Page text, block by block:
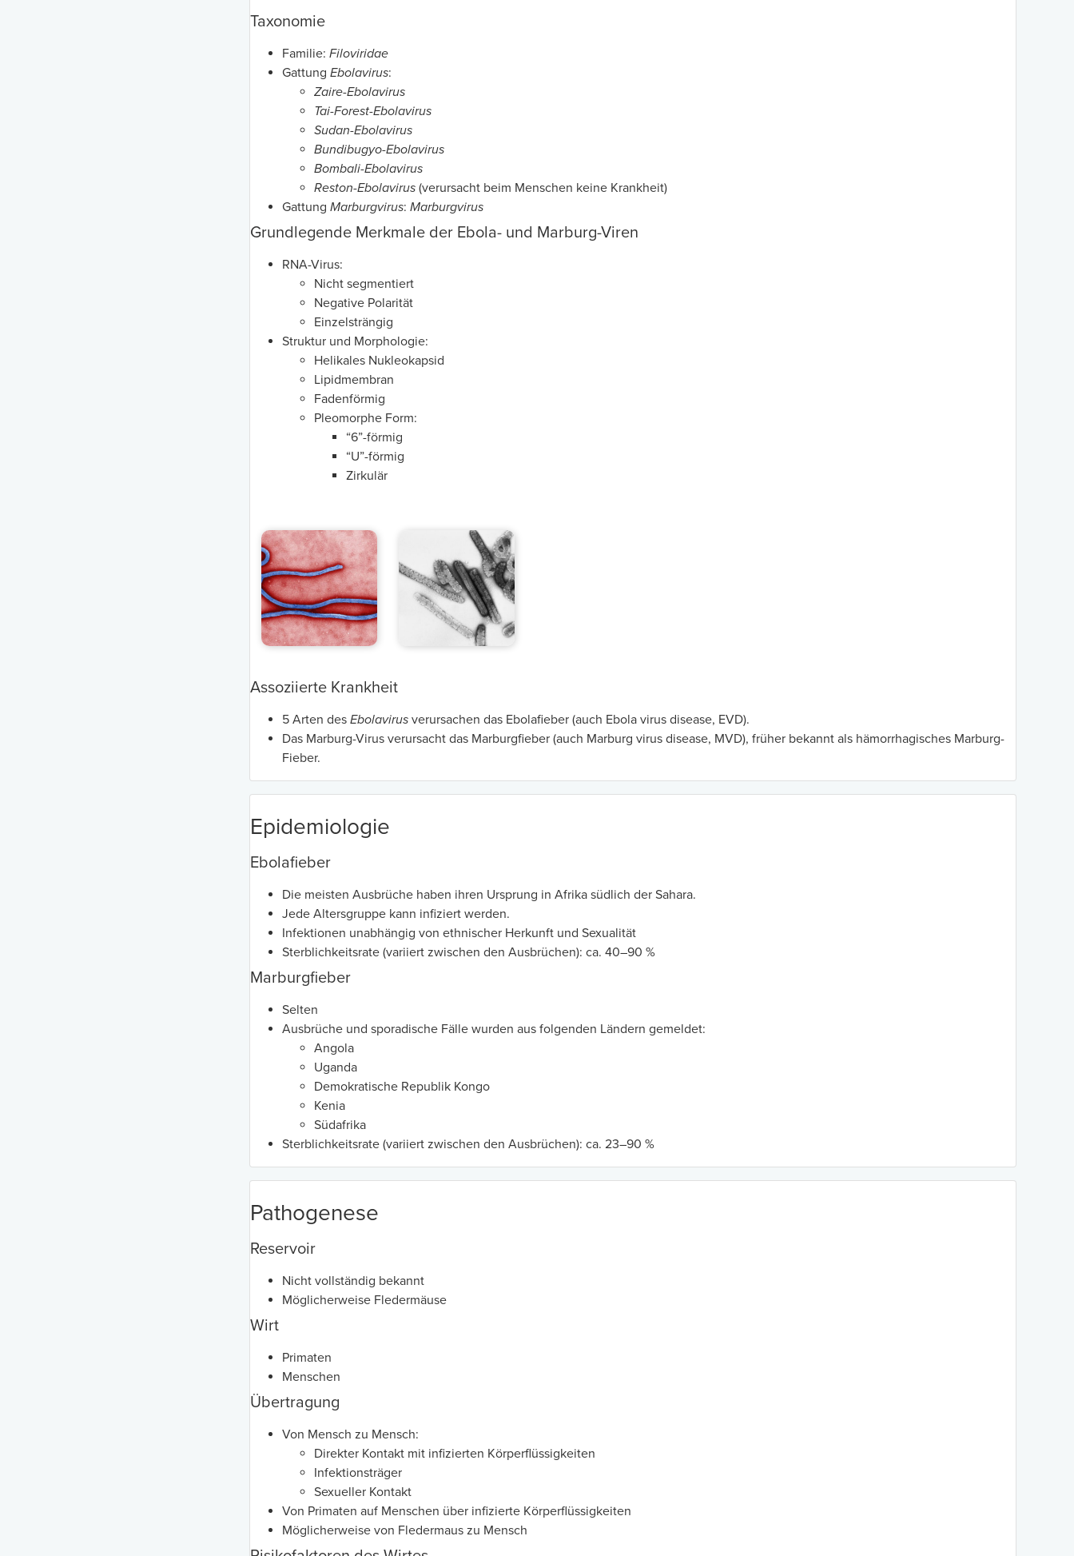
Taxonomie
Familie: Filoviridae
Gattung Ebolavirus:
Zaire-Ebolavirus
Tai-Forest-Ebolavirus
Sudan-Ebolavirus
Bundibugyo-Ebolavirus
Bombali-Ebolavirus
Reston-Ebolavirus (verursacht beim Menschen keine Krankheit)
Gattung Marburgvirus: Marburgvirus
Grundlegende Merkmale der Ebola- und Marburg-Viren
RNA-Virus:
Nicht segmentiert
Negative Polarität
Einzelsträngig
Struktur und Morphologie:
Helikales Nukleokapsid
Lipidmembran
Fadenförmig
Pleomorphe Form:
“6”-förmig
“U”-förmig
Zirkulär
Assoziierte Krankheit
5 Arten des Ebolavirus verursachen das Ebolafieber (auch Ebola virus disease, EVD).
Das Marburg-Virus verursacht das Marburgfieber (auch Marburg virus disease, MVD), früher bekannt als hämorrhagisches Marburg-
Fieber.
Epidemiologie
Ebolafieber
Die meisten Ausbrüche haben ihren Ursprung in Afrika südlich der Sahara.
Jede Altersgruppe kann infiziert werden.
Infektionen unabhängig von ethnischer Herkunft und Sexualität
Sterblichkeitsrate (variiert zwischen den Ausbrüchen): ca. 40–90 %
Marburgfieber
Selten
Ausbrüche und sporadische Fälle wurden aus folgenden Ländern gemeldet:
Angola
Uganda
Demokratische Republik Kongo
Kenia
Südafrika
Sterblichkeitsrate (variiert zwischen den Ausbrüchen): ca. 23–90 %
Pathogenese
Reservoir
Nicht vollständig bekannt
Möglicherweise Fledermäuse
Wirt
Primaten
Menschen
Übertragung
Von Mensch zu Mensch:
Direkter Kontakt mit infizierten Körperflüssigkeiten
Infektionsträger
Sexueller Kontakt
Von Primaten auf Menschen über infizierte Körperflüssigkeiten
Möglicherweise von Fledermaus zu Mensch